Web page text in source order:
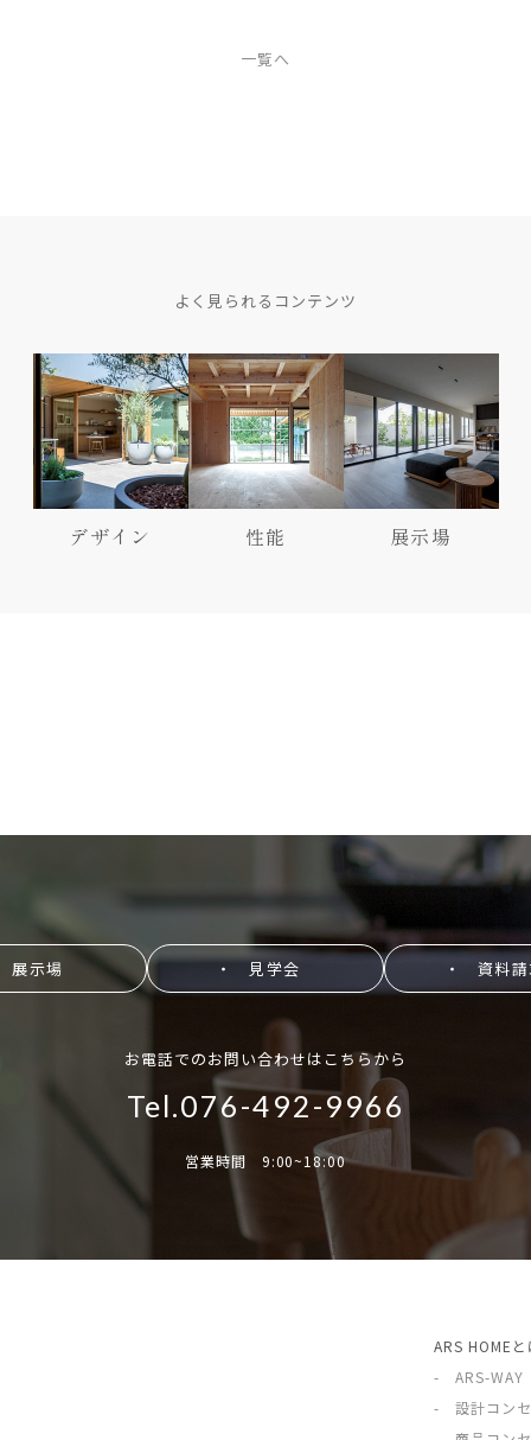
一覧へ
よく見られるコンテンツ
デザイン 性能 展示場
展示場 ・ 見学会 ・ 資料請
お電話でのお問い合わせはこちらから
Tel.076-492-9966
営業時間 9:00~18:00
ARS HOME
- ARS-WAY
- 設計コン